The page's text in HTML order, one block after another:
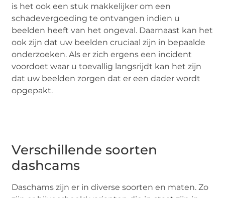
is het ook een stuk makkelijker om een
schadevergoeding te ontvangen indien u
beelden heeft van het ongeval. Daarnaast kan het
ook zijn dat uw beelden cruciaal zijn in bepaalde
onderzoeken. Als er zich ergens een incident
voordoet waar u toevallig langsrijdt kan het zijn
dat uw beelden zorgen dat er een dader wordt
opgepakt.
Verschillende soorten
dashcams
Daschams zijn er in diverse soorten en maten. Zo